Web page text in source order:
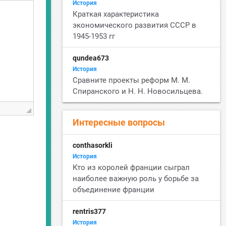
История
Краткая характеристика
экономического развития СССР в
1945-1953 гг
qundea673
История
Сравните проекты реформ М. М.
Спиранского и Н. Н. Новосильцева.
Интересные вопросы
conthasorkli
История
Кто из королей франции сыграл
наиболее важную роль у борьбе за
объединение франции
rentris377
История